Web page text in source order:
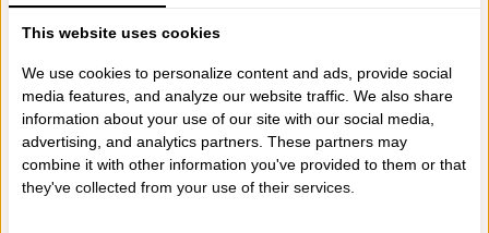
BADMATTEN ECRU (1...
€155,00
BADMATTEN IVORY (...
Schrijf je eigen review
Neem contact op over dit product
Aan verlanglijst toevoegen
Toevoegen aan vergelijking
This website uses cookies
We use cookies to personalize content and ads, provide social
media features, and analyze our website traffic. We also share
information about your use of our site with our social media,
advertising, and analytics partners. These partners may
combine it with other information you've provided to them or that
they've collected from your use of their services.